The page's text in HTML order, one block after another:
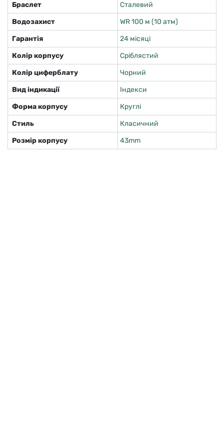
Браслет
Сталевий
Водозахист
WR 100 м (10 атм)
Гарантія
24 місяці
Колір корпусу
Сріблястий
Колір циферблату
Чорний
Вид індикації
Індекси
Форма корпусу
Круглі
Стиль
Класичний
Розмір корпусу
43mm